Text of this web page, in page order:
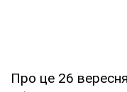
Про це 26 вересня